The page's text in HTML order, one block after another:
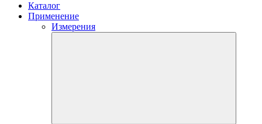
Каталог
Применение
Измерения